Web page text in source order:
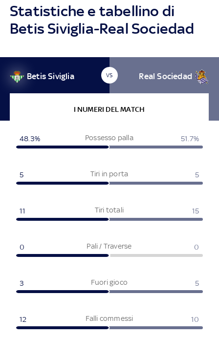
Statistiche e tabellino di
Betis Siviglia-Real Sociedad
Betis Siviglia VS Real Sociedad
I NUMERI DEL MATCH
Possesso palla
48.3% 51.7%
Tiri in porta
5 5
Tiri totali
11 15
Pali / Traverse
0 0
Fuori gioco
3 5
Falli commessi
12 10